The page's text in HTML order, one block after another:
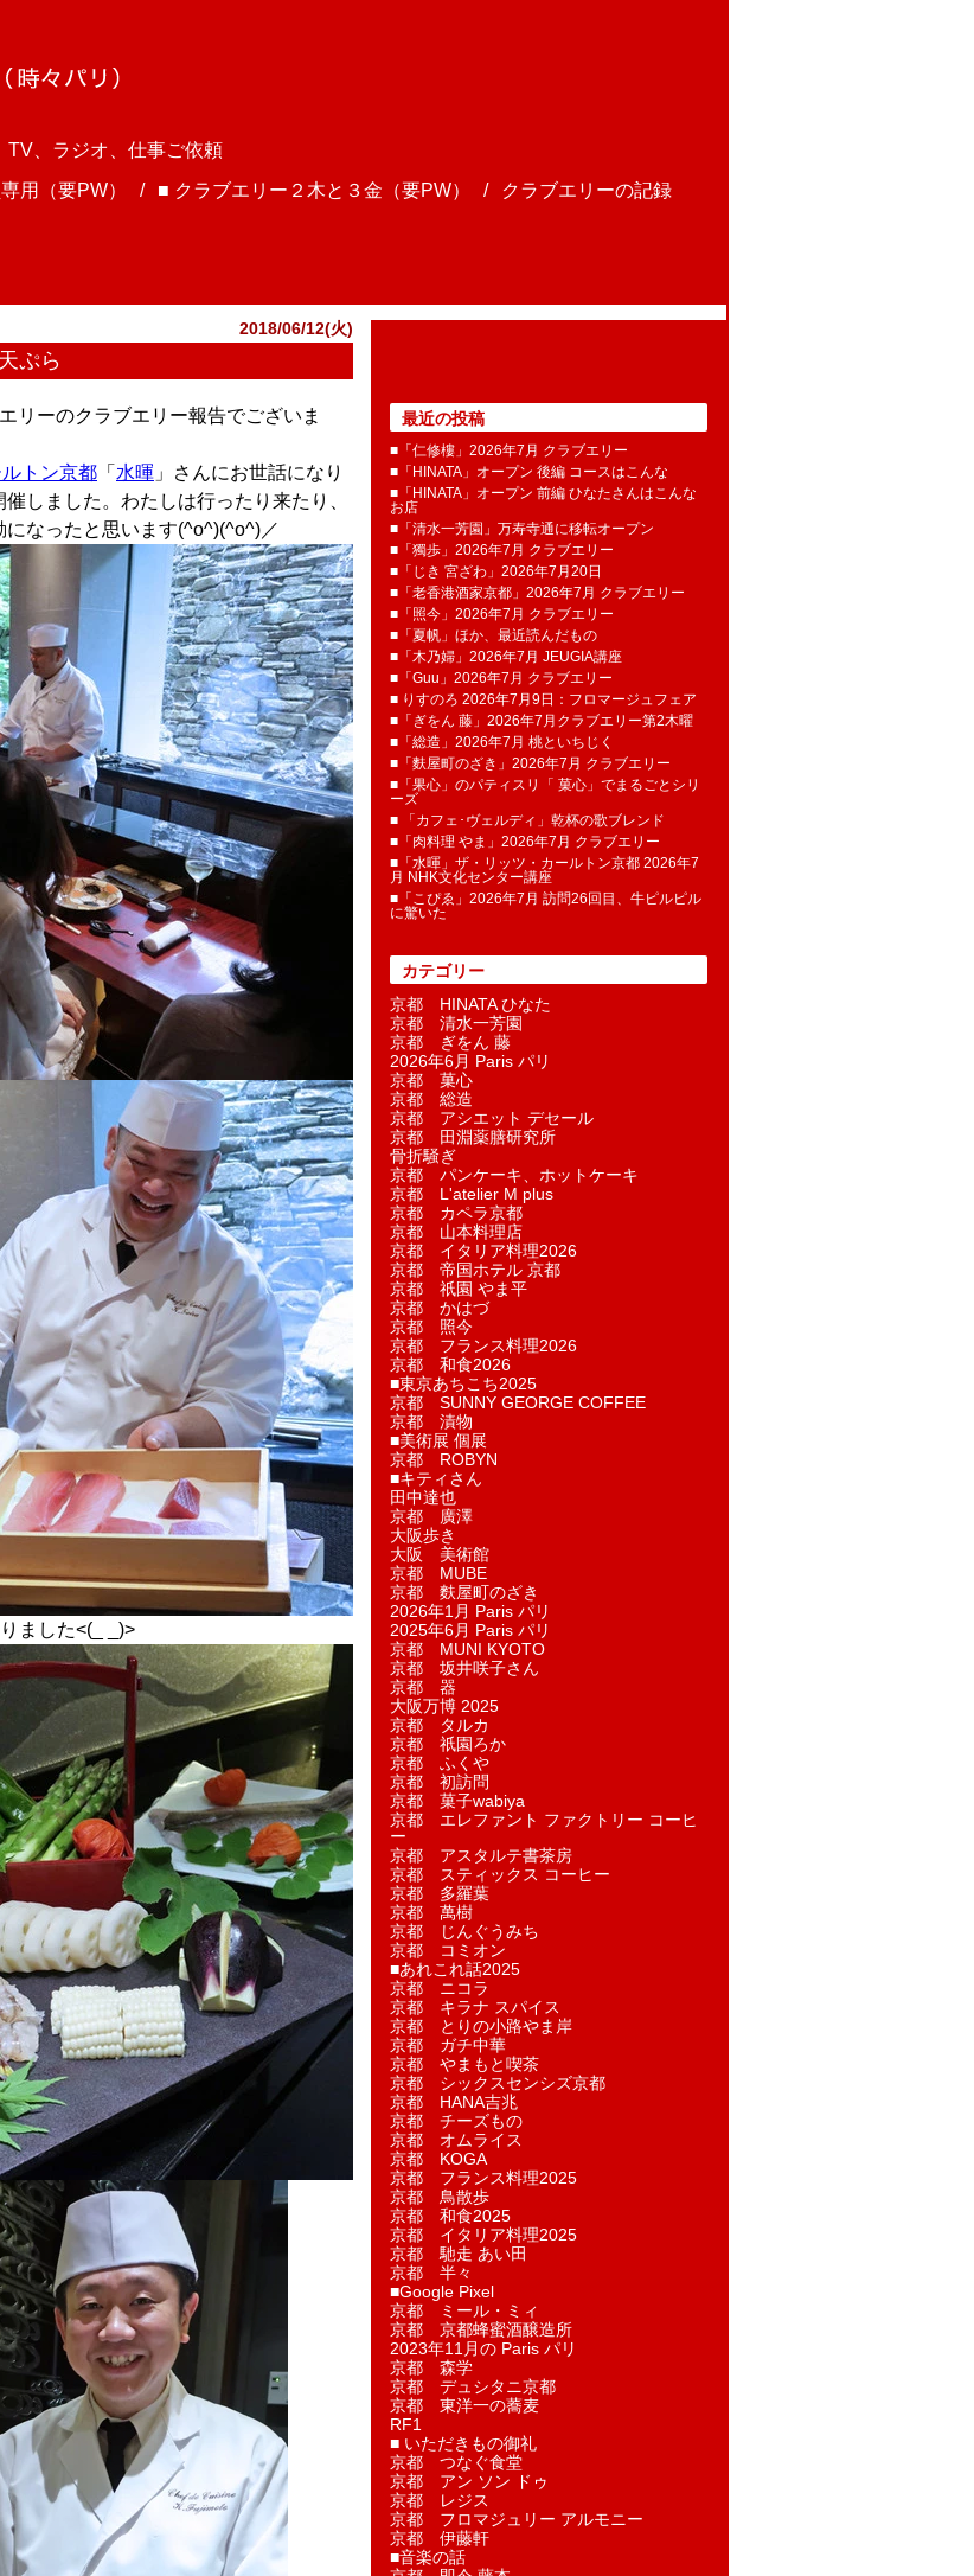
TV、ラジオ、仕事ご依頼
用（要PW） ■ クラブエリー２木と３金（要PW）
クラブエリーの記録
2018/06/12(火)
ぷら
リーのクラブエリー報告でございま
トン京都 「 水暉 」さんにお世話になり
しました。わたしは行ったり来たり、
なったと思います(^o^)(^o^)／
ました<(_ _)>
最近の投稿
■「仁修樓」2026年7月 クラブエリー
■「HINATA」オープン 後編 コースはこんな
■「HINATA」オープン 前編 ひなたさんはこんな
お店
■「清水一芳園」万寿寺通に移転オープン
■「獨歩」2026年7月 クラブエリー
■「じき 宮ざわ」2026年7月20日
■「老香港酒家京都」2026年7月 クラブエリー
■「照今」2026年7月 クラブエリー
■「夏帆」ほか、最近読んだもの
■「木乃婦」2026年7月 JEUGIA講座
■「Guu」2026年7月 クラブエリー
■ りすのろ 2026年7月9日：フロマージュフェア
■「ぎをん 藤」2026年7月クラブエリー第2木曜
■「総造」2026年7月 桃といちじく
■「麩屋町のざき」2026年7月 クラブエリー
■「果心」のパティスリ「 菓​心」でまるごとシリ
ーズ
■ 「カフェ･ヴェルディ」乾杯の歌ブレンド
■「肉料理 やま」2026年7月 クラブエリー
■「水暉」ザ・リッツ・カールトン京都 2026年7
月 NHK文化センター講座
■「こぴゑ」2026年7月 訪問26回目、牛ピルピル
に驚いた
カテゴリー
京都 HINATA ひなた
京都 清水一芳園
京都 ぎをん 藤
2026年6月 Paris パリ
京都 菓​心
京都 総造
京都 アシエット デセール
京都 田淵薬膳研究所
骨折騒ぎ
京都 パンケーキ、ホットケーキ
京都 L'atelier M plus
京都 カペラ京都
京都 山本料理店
京都 イタリア料理2026
京都 帝国ホテル 京都
京都 祇園 やま平
京都 かはづ
京都 照今
京都 フランス料理2026
京都 和食2026
■東京あちこち2025
京都 SUNNY GEORGE COFFEE
京都 漬物
■美術展 個展
京都 ROBYN
■キティさん
田中達也
京都 廣澤
大阪歩き
大阪 美術館
京都 MUBE
京都 麩屋町のざき
2026年1月 Paris パリ
2025年6月 Paris パリ
京都 MUNI KYOTO
京都 坂井咲子さん
京都 器
大阪万博 2025
京都 タルカ
京都 祇園ろか
京都 ふくや
京都 初訪問
京都 菓子wabiya
京都 エレファント ファクトリー コーヒ
ー
京都 アスタルテ書茶房
京都 スティックス コーヒー
京都 多羅葉
京都 萬樹
京都 じんぐうみち
京都 コミオン
■あれこれ話2025
京都 ニコラ
京都 キラナ スパイス
京都 とりの小路やま岸
京都 ガチ中華
京都 やまもと喫茶
京都 シックスセンシズ京都
京都 HANA吉兆
京都 チーズもの
京都 オムライス
京都 KOGA
京都 フランス料理2025
京都 鳥散歩
京都 和食2025
京都 イタリア料理2025
京都 馳走 あい田
京都 半々
■Google Pixel
京都 ミール・ミィ
京都 京都蜂蜜酒醸造所
2023年11月の Paris パリ
京都 森学
京都 デュシタニ京都
京都 東洋一の蕎麦
RF1
■ いただきもの御礼
京都 つなぐ食堂
京都 アン ソン ドゥ
京都 レジス
京都 フロマジュリー アルモニー
京都 伊藤軒
■音楽の話